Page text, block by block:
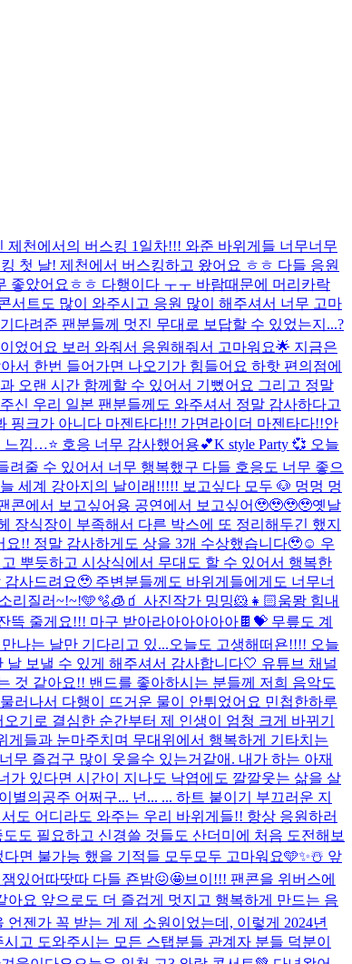
제천에서의 버스킹 1일차!!! 와준 바위게들 너무너무
첫 날! 제천에서 버스킹하고 왔어요 ㅎㅎ 다들 응원
좋았어요ㅎㅎ 다행이다 ㅜㅜ 바람때문에 머리카락
서트도 많이 와주시고 응원 많이 해주셔서 너무 고마
다려준 팬분들께 멋진 무대로 보답할 수 있었는지...?
었어요 보러 와줘서 응원해줘서 고마워요🌟 지금은
서 한번 들어가면 나오기가 힘들어요 하핫 편의점에
오랜 시간 함께할 수 있어서 기뻤어요 그리고 정말
신 우리 일본 팬분들께도 와주셔서 정말 감사하다고
핑크가 아니다 마젠타다!!! 가면라이더 마젠타다!!안
낌…⭐️ 호응 너무 감사했어용💕K style Party 💞 오늘
줄 수 있어서 너무 행복했구 다들 호응도 너무 좋으
세계 강아지의 날이래!!!!! 보고싶다 모두 🐶 멍멍 멍
콘에서 보고싶어용 공연에서 보고싶어🥹🥹🥹🥹옛날
장식장이 부족해서 다른 박스에 또 정리해두긴 했지
요!! 정말 감사하게도 상을 3개 수상했습니다🥹☺️ 우
뿌듯하고 시상식에서 무대도 할 수 있어서 행복한
사드려요🥹 주변분들께도 바위게들에게도 너무너
리질러~!~!🩵🫧🧊🧃 사진작가 밍밍🐹👧🏻움뫙 힘내
뜩 줄게요!!! 마구 받아라아아아아아🍫💝 무릎도 계
나는 날만 기다리고 있...오늘도 고생해떠욘!!!! 오늘
보낼 수 있게 해주셔서 감사합니다🤍 유튜브 채널
것 같아요!! 밴드를 좋아하시는 분들께 저희 음악도
러나서 다행이 뜨거운 물이 안튀었어요 민첩한하루
기로 결심한 순간부터 제 인생이 엄청 크게 바뀌기
들과 눈마주치며 무대위에서 행복하게 기타치는
무 즐겁구 많이 웃을수 있는거같애. 내가 하는 아재
가 있다면 시간이 지나도 낙엽에도 깔깔웃는 삶을 살
의공주 어쩌구... 넌... ... 하트 붙이기 부끄러운 지
도 어디라도 와주는 우리 바위게들!! 항상 응원하러
도 필요하고 신경쓸 것들도 산더미에 처음 도전해보
면 불가능 했을 기적들 모두모두 고마워요🩵✨☃️ 앞
있어따땃따 다들 죤밤😖🤩브이!!! 팬콘을 위버스에
요 앞으로도 더 즐겁게 멋지고 행복하게 만드는 음
젠가 꼭 받는 게 제 소원이었는데, 이렇게 2024년
고 도와주시는 모든 스탭분들 관계자 분들 덕분이